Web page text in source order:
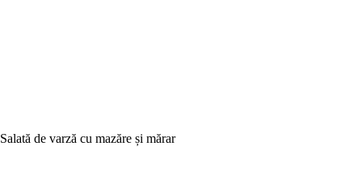
Salată de varză cu mazăre și mărar